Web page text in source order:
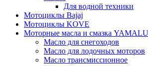
Для водной техники
Мотоциклы Bajaj
Мотоциклы KOVE
Моторные масла и смазка
Масло для снегоходов
Масло для лодочных моторов
Масло трансмиссионное